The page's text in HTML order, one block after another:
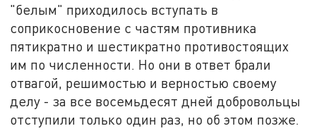
"белым" приходилось вступать в
соприкосновение с частям противника
пятикратно и шестикратно противостоящих
им по численности. Но они в ответ брали
отвагой, решимостью и верностью своему
делу - за все восемьдесят дней добровольцы
отступили только один раз, но об этом позже.